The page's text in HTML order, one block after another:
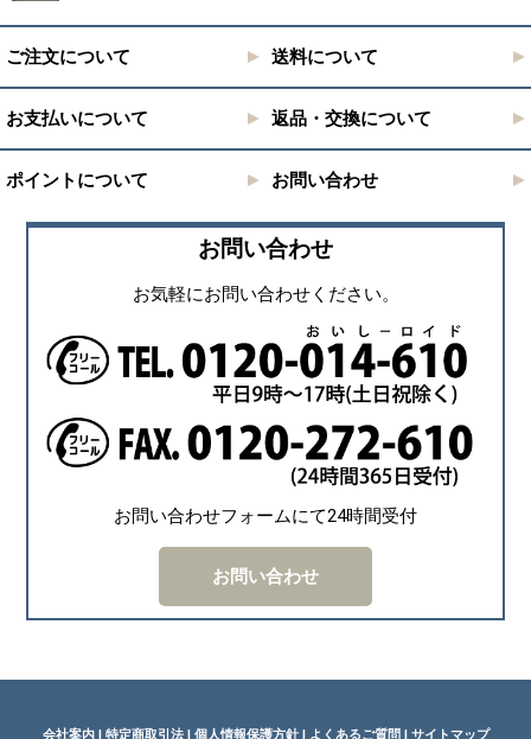
ご注文について 送料について
お支払いについて 返品・交換について
ポイントについて お問い合わせ
お問い合わせ
お気軽にお問い合わせください。
お問い合わせフォームにて24時間受付
お問い合わせ
会社案内 | 特定商取引法 | 個人情報保護方針 | よくあるご質問 | サイトマップ